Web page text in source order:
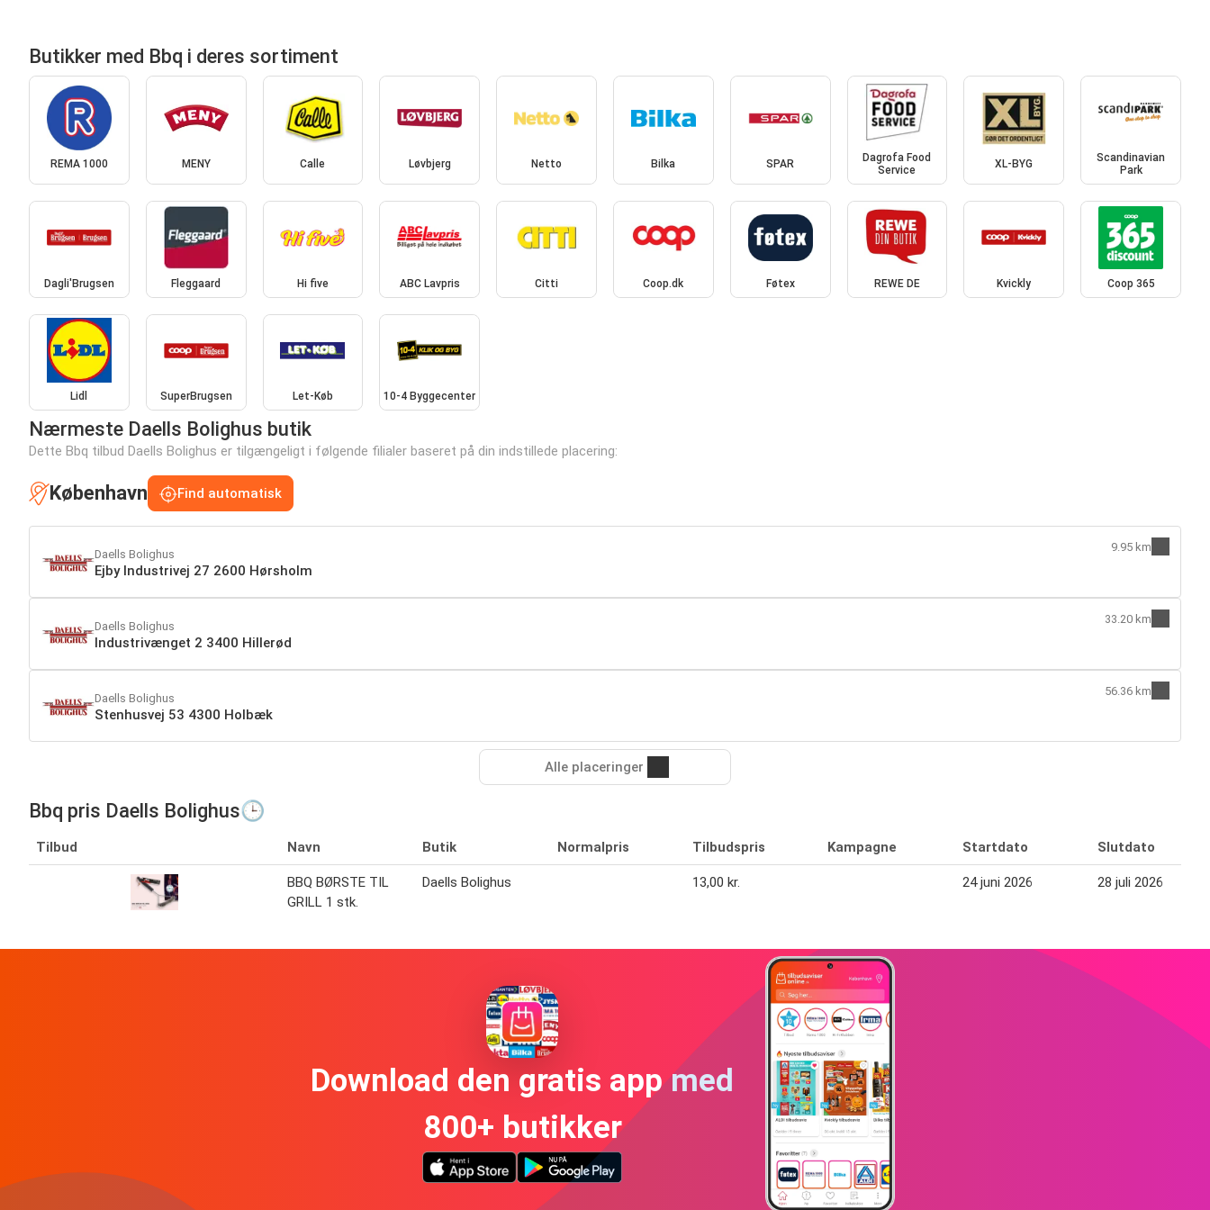
Butikker med Bbq i deres sortiment
REMA 1000 MENY Calle Løvbjerg Netto Bilka SPAR
Dagrofa Food
Service
XL-BYG
Scandinavian
Park
Dagli'Brugsen Fleggaard Hi five ABC Lavpris Citti Coop.dk Føtex REWE DE Kvickly Coop 365
Lidl SuperBrugsen Let-Køb 10-4 Byggecenter
Nærmeste Daells Bolighus butik
Dette Bbq tilbud Daells Bolighus er tilgængeligt i følgende filialer baseret på din indstillede placering:
København Find automatisk
Daells Bolighus
Ejby Industrivej 27 2600 Hørsholm
9.95 km
Daells Bolighus
Industrivænget 2 3400 Hillerød
33.20 km
Daells Bolighus
Stenhusvej 53 4300 Holbæk
56.36 km
Alle placeringer
Bbq pris Daells Bolighus🕒
Tilbud Navn Butik Normalpris Tilbudspris Kampagne Startdato Slutdato
BBQ BØRSTE TIL
GRILL 1 stk.
Daells Bolighus 13,00 kr. 24 juni 2026 28 juli 2026
Download den gratis app med
800+ butikker